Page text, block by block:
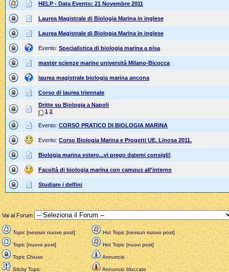
HELP - Data Evento: 21 Novembre 2011
Laurea Magistrale di Biologia Marina in inglese
Laurea Magistrale di Biologia Marina in inglese
Evento: Specialistica di biologia marina a pisa
master scienze marine università Milano-Bicocca
laurea magistrale biologia marina ancona
Corso di laurea triennale
Dritte su Biologia a Napoli
1 2
Evento: CORSO PRATICO DI BIOLOGIA MARINA
Evento: Corso Biologia Marina e Progetti UE. Linosa 2011.
Biologia marina estero...vi prego datemi consigli!
Facoltà di biologia marina con campus all'interno
Studiare i delfini
Vai al Forum
Topic [nessun nuovo post] Hot Topic [nessun nuovo post]
Topic [nuovo post] Hot Topic [nuovi post]
Topic Chiuso Annuncio
Sticky Topic Annuncio bloccato